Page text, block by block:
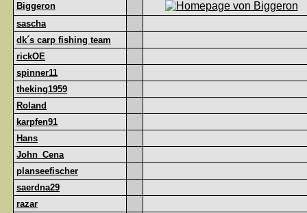
Biggeron
sascha
dk´s carp fishing team
rickOE
spinner11
theking1959
Roland
karpfen91
Hans
John_Cena
planseefischer
saerdna29
razar